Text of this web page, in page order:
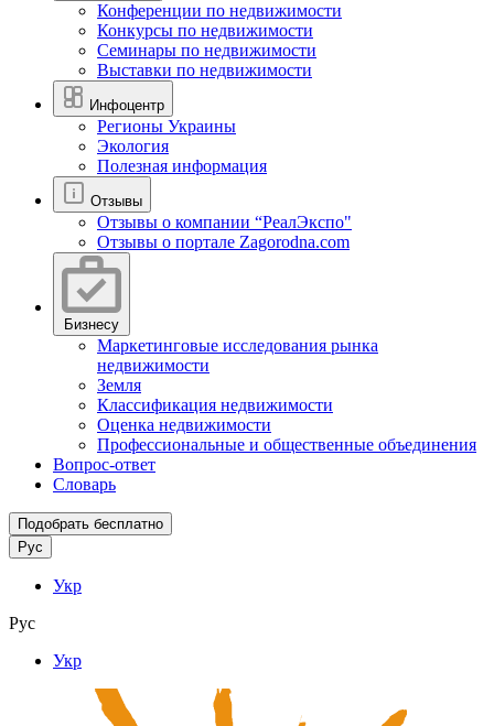
Конференции по недвижимости
Конкурсы по недвижимости
Семинары по недвижимости
Выставки по недвижимости
Инфоцентр
Регионы Украины
Экология
Полезная информация
Отзывы
Отзывы о компании “РеалЭкспо"
Отзывы о портале Zagorodna.com
Бизнесу
Маркетинговые исследования рынка
недвижимости
Земля
Классификация недвижимости
Оценка недвижимости
Профессиональные и общественные объединения
Вопрос-ответ
Словарь
Подобрать бесплатно
Рус
Укр
Рус
Укр